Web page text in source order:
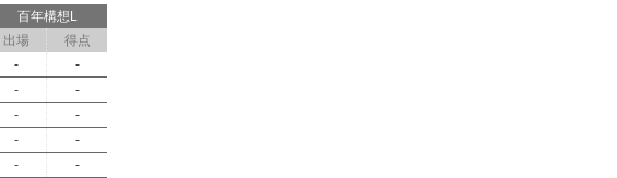
百年構想L
出場
得点
-
-
-
-
-
-
-
-
-
-